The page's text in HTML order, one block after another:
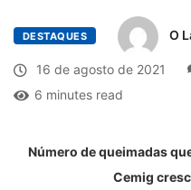
DESTAQUES O
16 de agosto de 2021
6 minutes read
Número de queimadas
Cemig